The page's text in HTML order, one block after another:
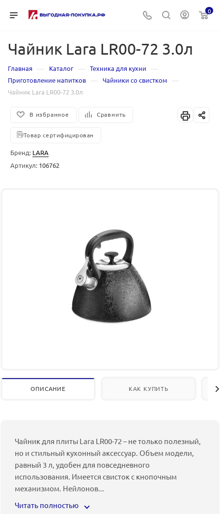
0
Чайник Lara LR00-72 3.0л
Главная — Каталог — Техника для кухни —
Приготовление напитков — Чайники со свистком —
Чайник Lara LR00-72 3.0л
В избранное Сравнить
Товар сертифицирован
Бренд: LARA
Артикул: 106762
ОПИСАНИЕ КАК КУПИТЬ
Чайник для плиты Lara LR00-72 – не только полезный,
но и стильный кухонный аксессуар. Объем модели,
равный 3 л, удобен для повседневного
использования. Имеется свисток с кнопочным
механизмом. Нейлонов...
Читать полностью